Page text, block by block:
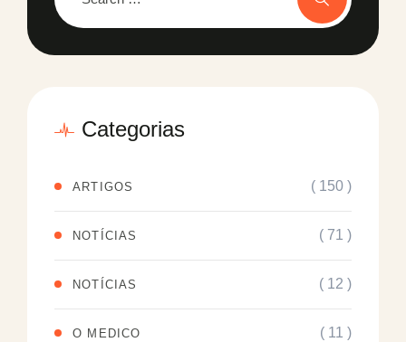
Categorias
ARTIGOS ( 150 )
NOTÍCIAS ( 71 )
NOTÍCIAS ( 12 )
O MEDICO ( 11 )